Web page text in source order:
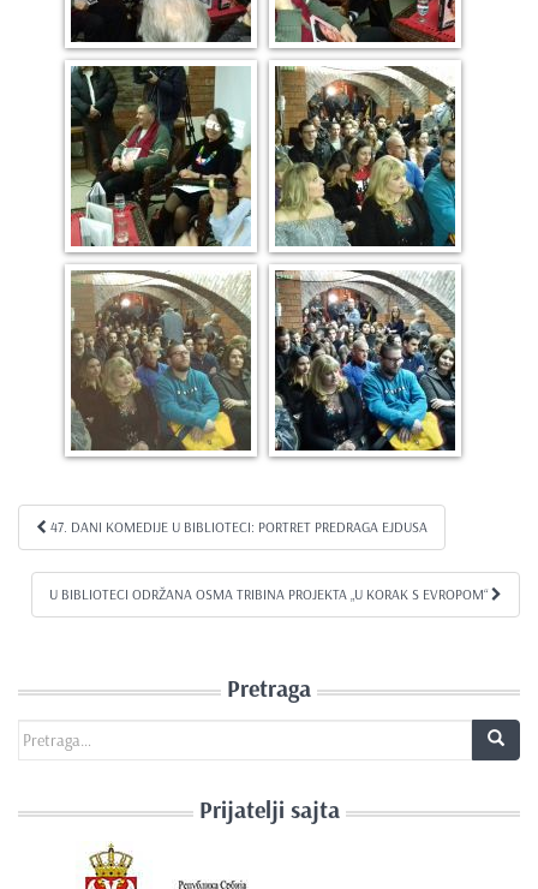
Kretanje članka
47. DANI KOMEDIJE U BIBLIOTECI: PORTRET PREDRAGA EJDUSA
U BIBLIOTECI ODRŽANA OSMA TRIBINA PROJEKTA „U KORAK S EVROPOM“
Pretraga
Search for:
Prijatelji sajta